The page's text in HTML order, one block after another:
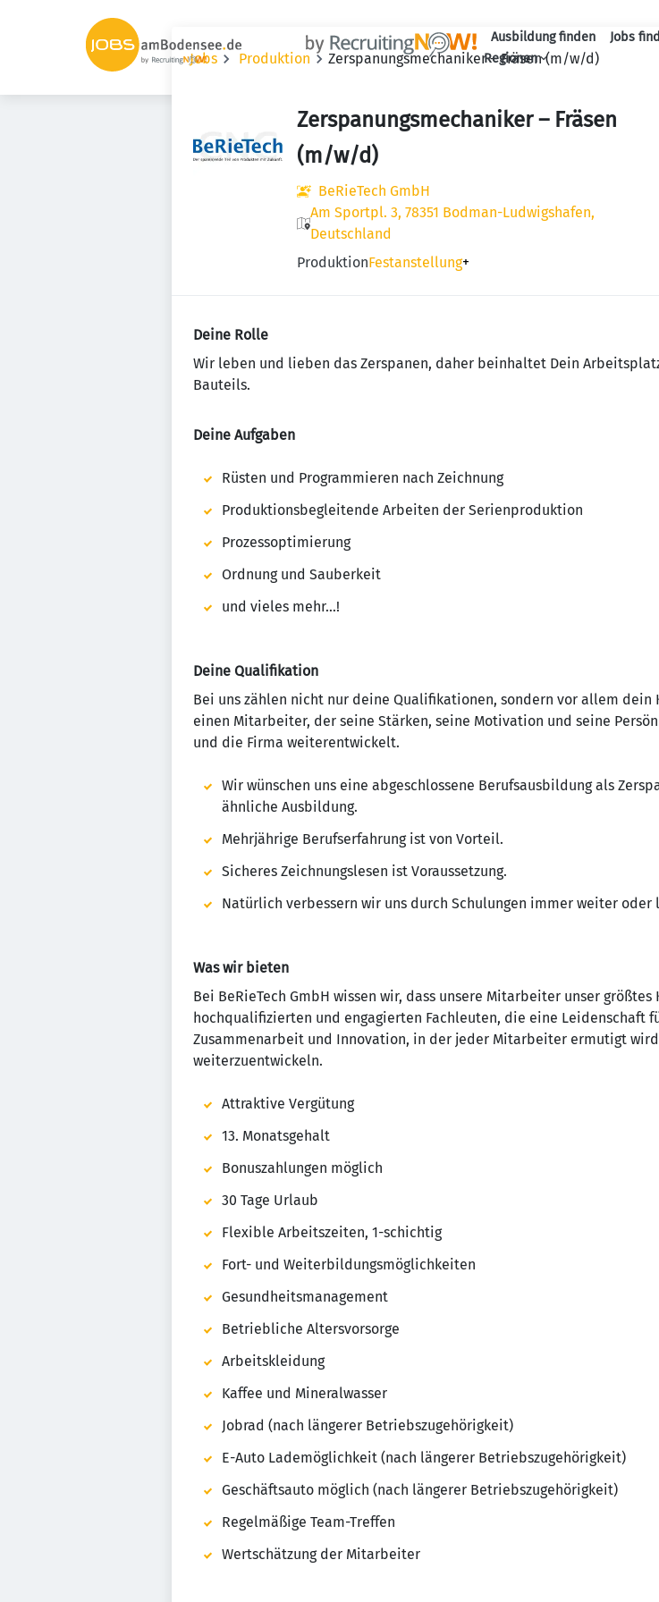
Ausbildung finden Jobs
Regionen
Jobs Produktion Zerspanungsmechaniker – Fräsen (m/w/d)
Zerspanungsmechaniker – Fräsen
(m/w/d)
BeRieTech GmbH
Am Sportpl. 3, 78351 Bodman-Ludwigshafen,
Deutschland
ProduktionFestanstellung+
Deine Rolle
Wir leben und lieben das Zerspanen, daher beinhaltet Dein
Bauteils.
Deine Aufgaben
Rüsten und Programmieren nach Zeichnung
Produktionsbegleitende Arbeiten der Serienproduktion
Prozessoptimierung
Ordnung und Sauberkeit
und vieles mehr…!
Deine Qualifikation
Bei uns zählen nicht nur deine Qualifikationen, sondern vor allem dein
einen Mitarbeiter, der seine Stärken, seine Motivation und seine
und die Firma weiterentwickelt.
Wir wünschen uns eine abgeschlossene Berufsausbildung als
ähnliche Ausbildung.
Mehrjährige Berufserfahrung ist von Vorteil.
Sicheres Zeichnungslesen ist Voraussetzung.
Natürlich verbessern wir uns durch Schulungen immer weiter
Was wir bieten
Bei BeRieTech GmbH wissen wir, dass unsere Mitarbeiter unser
hochqualifizierten und engagierten Fachleuten, die eine Leidenschaft
Zusammenarbeit und Innovation, in der jeder Mitarbeiter ermutigt
weiterzuentwickeln.
Attraktive Vergütung
13. Monatsgehalt
Bonuszahlungen möglich
30 Tage Urlaub
Flexible Arbeitszeiten, 1-schichtig
Fort- und Weiterbildungsmöglichkeiten
Gesundheitsmanagement
Betriebliche Altersvorsorge
Arbeitskleidung
Kaffee und Mineralwasser
Jobrad (nach längerer Betriebszugehörigkeit)
E-Auto Lademöglichkeit (nach längerer Betriebszugehörigkeit)
Geschäftsauto möglich (nach längerer Betriebszugehörigkeit)
Regelmäßige Team-Treffen
Wertschätzung der Mitarbeiter